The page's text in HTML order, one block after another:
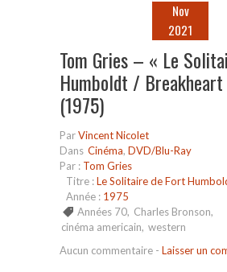
Nov
2021
Tom Gries – « Le
Humboldt / Breakheart
(1975)
ParVincent Nicolet
Dans Cinéma, DVD/Blu-Ray
Par : Tom Gries
Titre :Le Solitaire de Fort
Année : 1975
Années 70, Charles Bronson,
cinéma americain, western
Aucun commentaire - Laisser un